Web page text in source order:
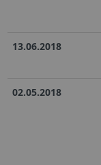
13.06.2018
02.05.2018